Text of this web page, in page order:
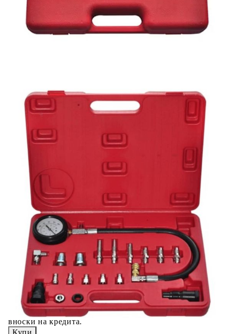
Купи на изплащане
Credit calculator
Компресомер за дизелови двигатели от 20 части
Please select credit institution
Цена на продукта:
€39.00
Extraction of information from credit institutions
Предоставената таблица е с информационна цел.
Добавете продукта в количката си с бутона "Добави в
количката" и при поръчка ще можете да изберете броя
вноски на кредита.
Acest tabel are caracter informativ. Adăugați produsul în
coșul de cumpărături unde veți putea selecta detaliile
cererii de creditare.
Предоставената таблица е с информационна цел.
Добавете продукта в количката си с бутона "Добави в
количката" и при поръчка ще можете да изберете броя
вноски на кредита.
Предоставената таблица е с информационна цел.
Добавете продукта в количката си с бутона "Добави в
количката" и при поръчка ще можете да изберете броя
вноски на кредита.